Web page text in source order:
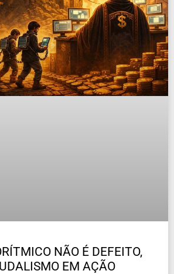
NÃO É DEFEITO,
EM AÇÃO